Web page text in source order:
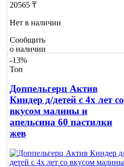
20565 ₸
Нет в наличии
Сообщить
о наличии
-13%
Топ
Доппельгерц Актив
Киндер д/детей с 4х лет со
вкусом малины и
апельсина 60 пастилки
жев